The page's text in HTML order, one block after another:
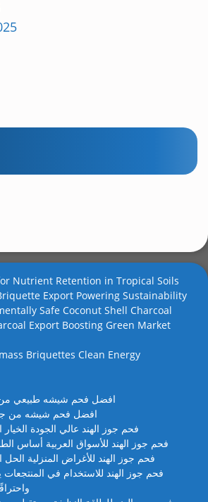
Nutrient Retention in Tropical Soils
Export Powering Sustainability
Safe Coconut Shell Charcoal
Export Boosting Green Market
Briquettes Clean Energy
افضل فحم شيشه طبيعي من
افضل فحم شيشه من
فحم جوز الهند عالي الجودة الخيار
فحم جوز الهند للأسواق العربية أساس
فحم جوز الهند للأغراض المنزلية الحل
فحم جوز الهند للاستخدام في